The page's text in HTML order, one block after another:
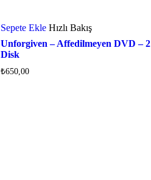
Sepete Ekle Hızlı Bakış
Unforgiven – Affedilmeyen DVD – 2
Disk
₺650,00